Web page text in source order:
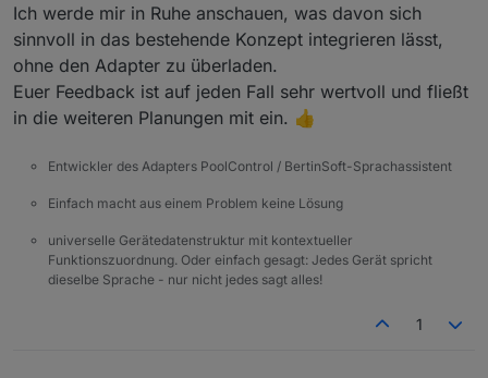
Ich werde mir in Ruhe anschauen, was davon sich
sinnvoll in das bestehende Konzept integrieren lässt,
ohne den Adapter zu überladen.
Euer Feedback ist auf jeden Fall sehr wertvoll und fließt
in die weiteren Planungen mit ein. 👍
Entwickler des Adapters PoolControl / BertinSoft-Sprachassistent
Einfach macht aus einem Problem keine Lösung
universelle Gerätedatenstruktur mit kontextueller
Funktionszuordnung. Oder einfach gesagt: Jedes Gerät spricht
dieselbe Sprache - nur nicht jedes sagt alles!
1